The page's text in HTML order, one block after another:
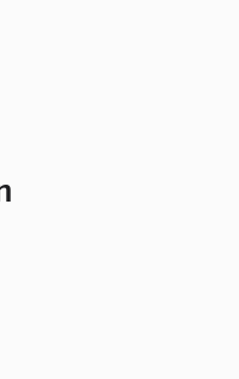
und Ökologie